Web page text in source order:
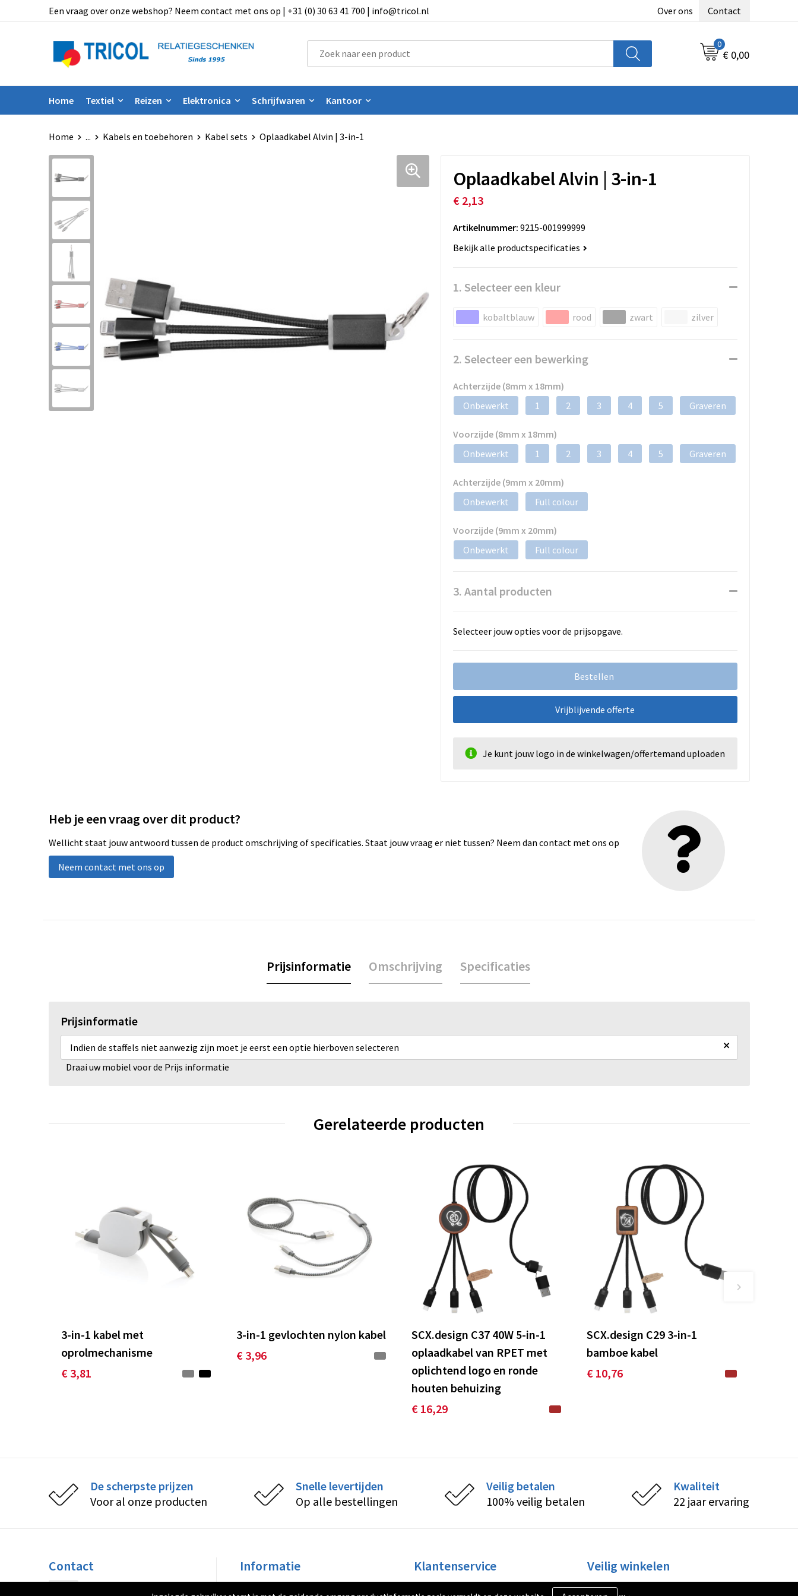
Een vraag over onze webshop? Neem contact met ons op | +31 (0) 30 63 41 700 | info@tricol.nl Over ons Contact
0
€ 0,00
Home Textiel Reizen Elektronica Schrijfwaren Kantoor
Home ... Kabels en toebehoren Kabel sets Oplaadkabel Alvin | 3-in-1
Oplaadkabel Alvin | 3-in-1
€ 2,13
Artikelnummer: 9215-001999999
Bekijk alle productspecificaties
1. Selecteer een kleur
kobaltblauw rood zwart zilver
2. Selecteer een bewerking
Achterzijde (8mm x 18mm)
Onbewerkt
1 2 3 4 5 Graveren
Voorzijde (8mm x 18mm)
Onbewerkt
1 2 3 4 5 Graveren
Achterzijde (9mm x 20mm)
Onbewerkt
Full colour
Voorzijde (9mm x 20mm)
Onbewerkt
Full colour
3. Aantal producten
Selecteer jouw opties voor de prijsopgave.
Bestellen
Vrijblijvende offerte
Je kunt jouw logo in de winkelwagen/offertemand uploaden
Heb je een vraag over dit product?
Wellicht staat jouw antwoord tussen de product omschrijving of specificaties. Staat jouw vraag er niet tussen? Neem dan contact met ons op
Neem contact met ons op
Prijsinformatie Omschrijving Specificaties
Prijsinformatie
Indien de staffels niet aanwezig zijn moet je eerst een optie hierboven selecteren ×
Draai uw mobiel voor de Prijs informatie
Gerelateerde producten
3-in-1 kabel met
oprolmechanisme
€ 3,81
3-in-1 gevlochten nylon kabel
€ 3,96
SCX.design C37 40W 5-in-1
oplaadkabel van RPET met
oplichtend logo en ronde
houten behuizing
€ 16,29
SCX.design C29 3-in-1
bamboe kabel
€ 10,76
De scherpste prijzen
Voor al onze producten
Snelle levertijden
Op alle bestellingen
Veilig betalen
100% veilig betalen
Kwaliteit
22 jaar ervaring
Contact Informatie Klantenservice Veilig winkelen
Algemene voorwaarden